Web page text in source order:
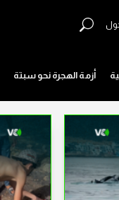
أزمة الهجرة نحو سبتة